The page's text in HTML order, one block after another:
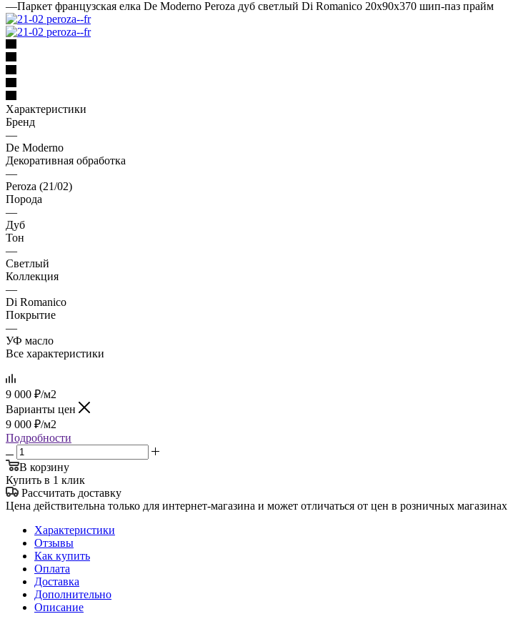
—Паркет французская елка De Moderno Peroza дуб светлый Di Romanico 20х90х370 шип-паз прайм
Характеристики
Бренд
—
De Moderno
Декоративная обработка
—
Peroza (21/02)
Порода
—
Дуб
Тон
—
Светлый
Коллекция
—
Di Romanico
Покрытие
—
УФ масло
Все характеристики
9 000 ₽/м2
Варианты цен
9 000 ₽/м2
Подробности
В корзину
Купить в 1 клик
Рассчитать доставку
Цена действительна только для интернет-магазина и может отличаться от цен в розничных магазинах
Характеристики
Отзывы
Как купить
Оплата
Доставка
Дополнительно
Описание